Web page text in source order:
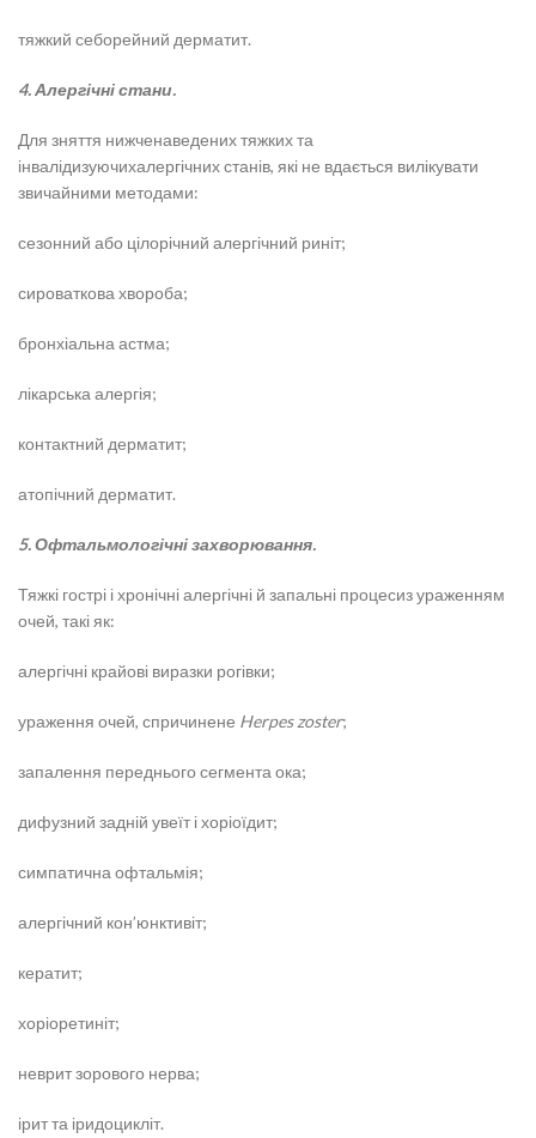
тяжкий себорейний дерматит.
4. Алергічні стани.
Для зняття нижченаведених тяжких та
інвалідизуючихалергічних станів, які не вдається вилікувати
звичайними методами:
сезонний або цілорічний алергічний риніт;
сироваткова хвороба;
бронхіальна астма;
лікарська алергія;
контактний дерматит;
атопічний дерматит.
5. Офтальмологічні захворювання.
Тяжкі гострі і хронічні алергічні й запальні процесиз ураженням
очей, такі як:
алергічні крайові виразки рогівки;
ураження очей, спричинене Herpes zoster;
запалення переднього сегмента ока;
дифузний задній увеїт і хоріоїдит;
симпатична офтальмія;
алергічний кон’юнктивіт;
кератит;
хоріоретиніт;
неврит зорового нерва;
ірит та іридоцикліт.